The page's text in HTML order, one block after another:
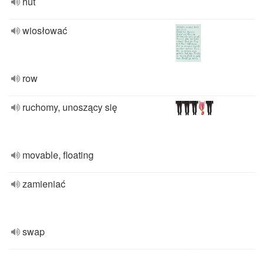
wiosłować
row
ruchomy, unoszący się
movable, floating
zamieniać
swap